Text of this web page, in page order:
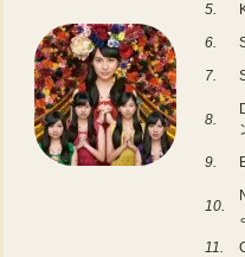
5.
6.
7.
8.
9.
10.
11.